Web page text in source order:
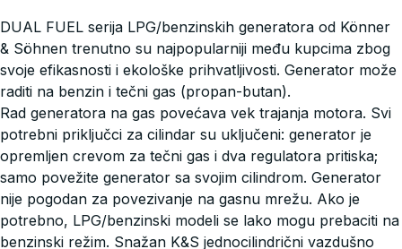
DUAL FUEL serija LPG/benzinskih generatora od Könner
& Söhnen trenutno su najpopularniji među kupcima zbog
svoje efikasnosti i ekološke prihvatljivosti. Generator može
raditi na benzin i tečni gas (propan-butan).
Rad generatora na gas povećava vek trajanja motora. Svi
potrebni priključci za cilindar su uključeni: generator je
opremljen crevom za tečni gas i dva regulatora pritiska;
samo povežite generator sa svojim cilindrom. Generator
nije pogodan za povezivanje na gasnu mrežu. Ako je
potrebno, LPG/benzinski modeli se lako mogu prebaciti na
benzinski režim. Snažan K&S jednocilindrični vazdušno